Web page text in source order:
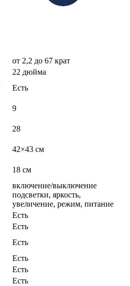
от 2,2 до 67 крат
22 дюйма
Есть
9
28
42×43 см
18 см
включение/выключение
подсветки, яркость,
увеличение, режим, питание
Есть
Есть
Есть
Есть
Есть
Есть